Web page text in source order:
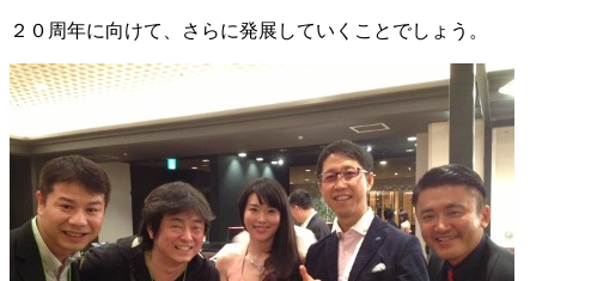
２０周年に向けて、さらに発展していくことでしょう。